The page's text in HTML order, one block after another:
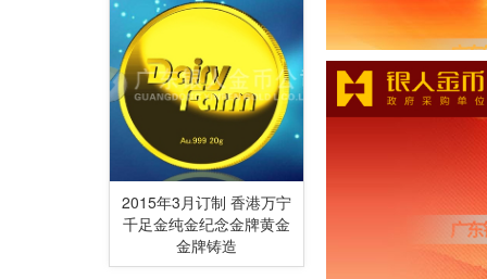
2015年3月订制 香港万宁
千足金纯金纪念金牌黄金
金牌铸造